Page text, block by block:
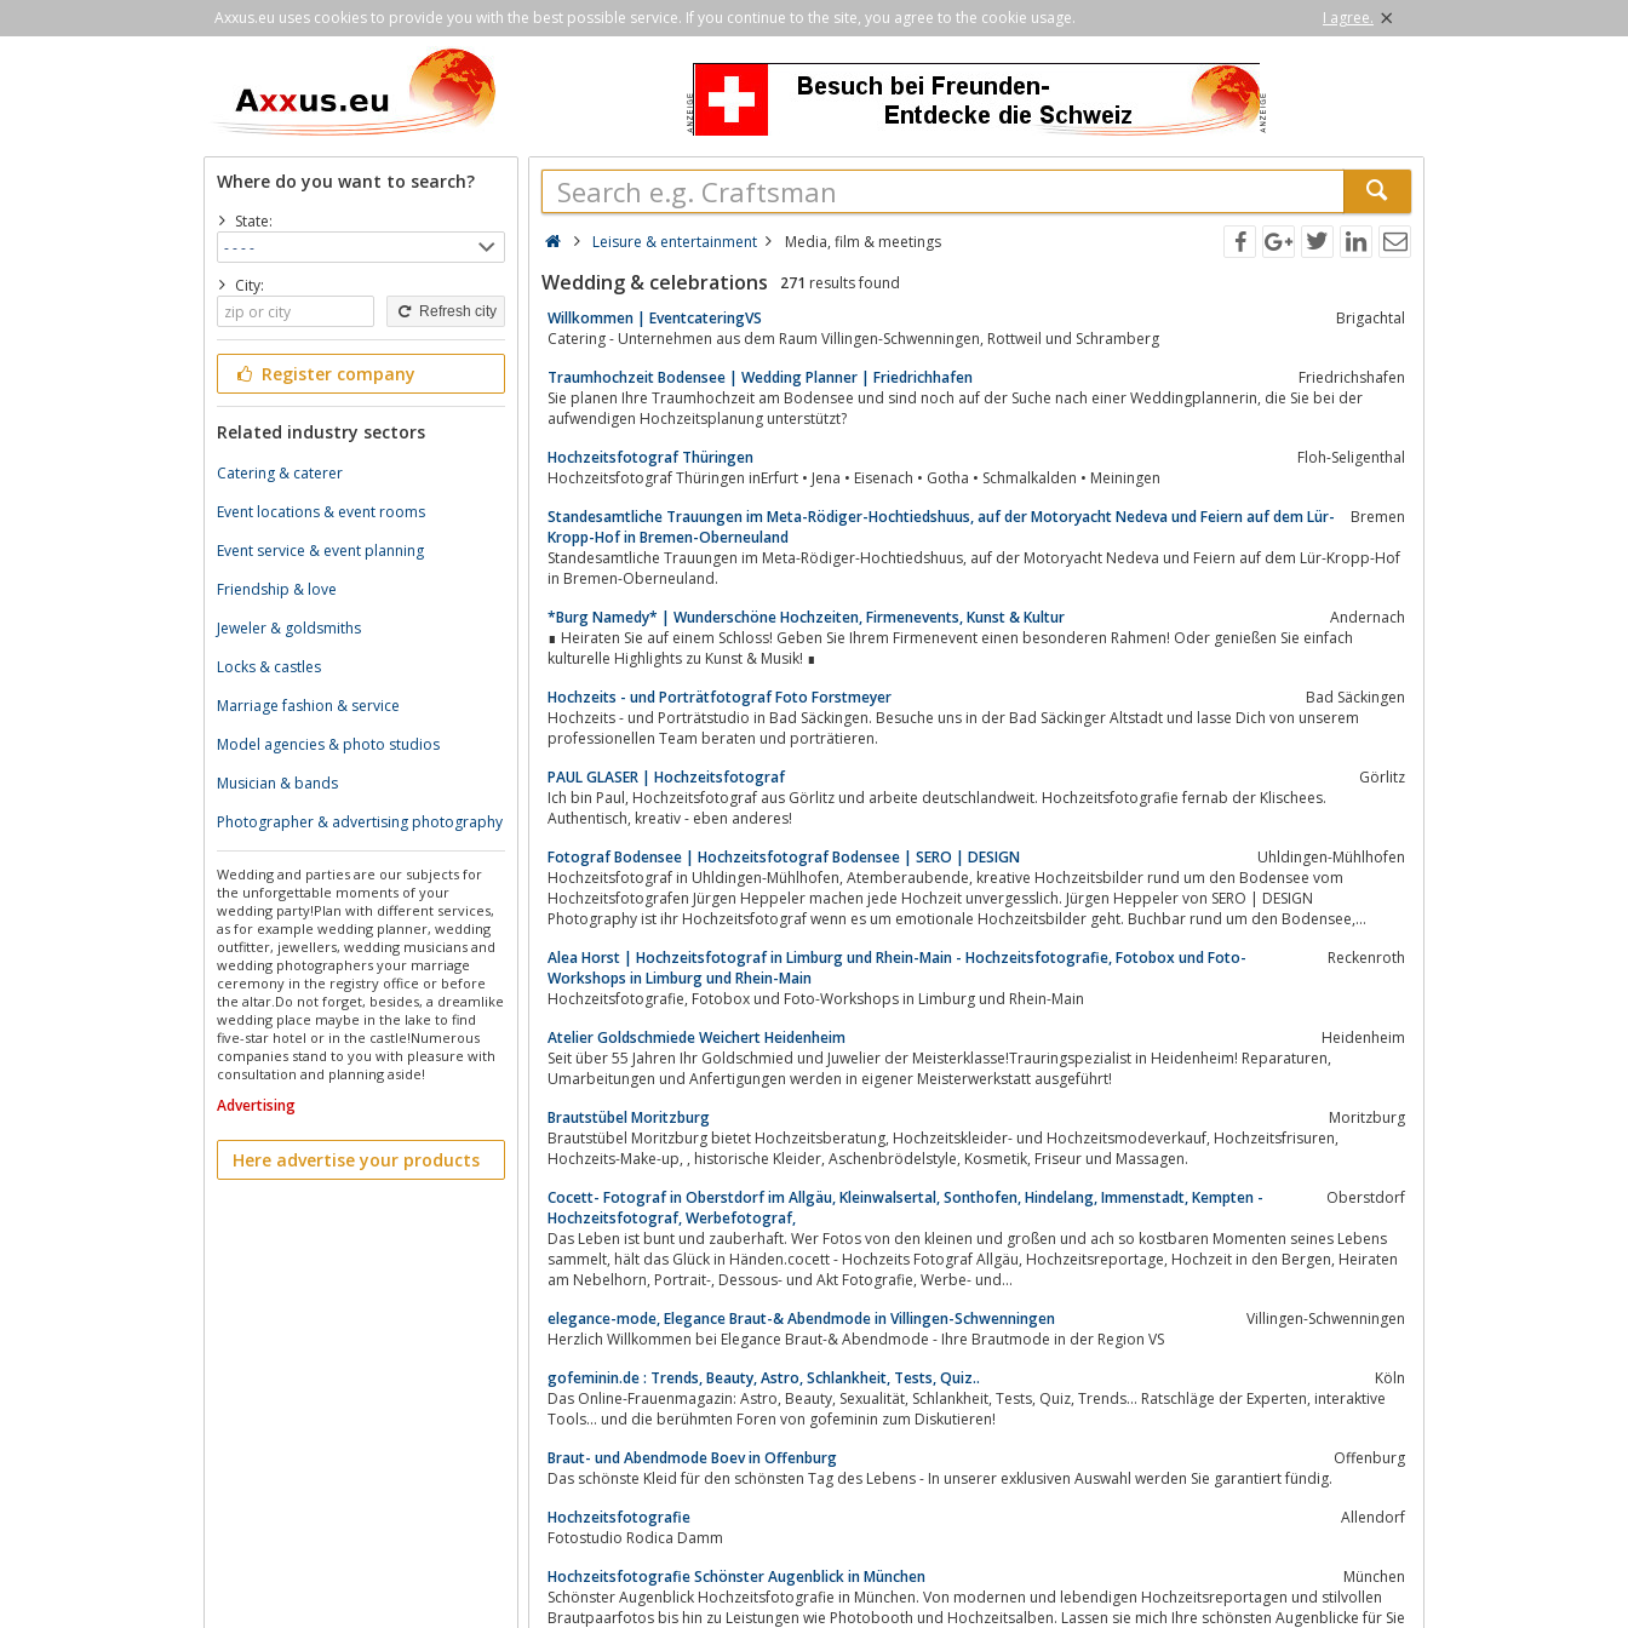
Axxus.eu uses cookies to provide you with the best possible service. If you continue to the site, you agree to the cookie usage. I agree. ×
Where do you want to search?
State:
City:
Refresh city
Register company
Related industry sectors
Catering & caterer
Event locations & event rooms
Event service & event planning
Friendship & love
Jeweler & goldsmiths
Locks & castles
Marriage fashion & service
Model agencies & photo studios
Musician & bands
Photographer & advertising photography
Wedding and parties are our subjects for
the unforgettable moments of your
wedding party!Plan with different services,
as for example wedding planner, wedding
outfitter, jewellers, wedding musicians and
wedding photographers your marriage
ceremony in the registry office or before
the altar.Do not forget, besides, a dreamlike
wedding place maybe in the lake to find
five-star hotel or in the castle!Numerous
companies stand to you with pleasure with
consultation and planning aside!
Advertising
Here advertise your products
Leisure & entertainment Media, film & meetings
Wedding & celebrations 271 results found
Willkommen | EventcateringVS
Brigachtal
Catering - Unternehmen aus dem Raum Villingen-Schwenningen, Rottweil und Schramberg
Traumhochzeit Bodensee | Wedding Planner | Friedrichhafen
Friedrichshafen
Sie planen Ihre Traumhochzeit am Bodensee und sind noch auf der Suche nach einer Weddingplannerin, die Sie bei der
aufwendigen Hochzeitsplanung unterstützt?
Hochzeitsfotograf Thüringen
Floh-Seligenthal
Hochzeitsfotograf Thüringen inErfurt • Jena • Eisenach • Gotha • Schmalkalden • Meiningen
Standesamtliche Trauungen im Meta-Rödiger-Hochtiedshuus, auf der Motoryacht Nedeva und Feiern auf dem Lür-
Kropp-Hof in Bremen-Oberneuland
Bremen
Standesamtliche Trauungen im Meta-Rödiger-Hochtiedshuus, auf der Motoryacht Nedeva und Feiern auf dem Lür-Kropp-Hof
in Bremen-Oberneuland.
*Burg Namedy* | Wunderschöne Hochzeiten, Firmenevents, Kunst & Kultur
Andernach
∎ Heiraten Sie auf einem Schloss! Geben Sie Ihrem Firmenevent einen besonderen Rahmen! Oder genießen Sie einfach
kulturelle Highlights zu Kunst & Musik! ∎
Hochzeits - und Porträtfotograf Foto Forstmeyer
Bad Säckingen
Hochzeits - und Porträtstudio in Bad Säckingen. Besuche uns in der Bad Säckinger Altstadt und lasse Dich von unserem
professionellen Team beraten und porträtieren.
PAUL GLASER | Hochzeitsfotograf
Görlitz
Ich bin Paul, Hochzeitsfotograf aus Görlitz und arbeite deutschlandweit. Hochzeitsfotografie fernab der Klischees.
Authentisch, kreativ - eben anderes!
Fotograf Bodensee | Hochzeitsfotograf Bodensee | SERO | DESIGN
Uhldingen-Mühlhofen
Hochzeitsfotograf in Uhldingen-Mühlhofen, Atemberaubende, kreative Hochzeitsbilder rund um den Bodensee vom
Hochzeitsfotografen Jürgen Heppeler machen jede Hochzeit unvergesslich. Jürgen Heppeler von SERO | DESIGN
Photography ist ihr Hochzeitsfotograf wenn es um emotionale Hochzeitsbilder geht. Buchbar rund um den Bodensee,
Alea Horst | Hochzeitsfotograf in Limburg und Rhein-Main - Hochzeitsfotografie, Fotobox und Foto-
Workshops in Limburg und Rhein-Main
Reckenroth
Hochzeitsfotografie, Fotobox und Foto-Workshops in Limburg und Rhein-Main
Atelier Goldschmiede Weichert Heidenheim
Heidenheim
Seit über 55 Jahren Ihr Goldschmied und Juwelier der Meisterklasse!Trauringspezialist in Heidenheim! Reparaturen,
Umarbeitungen und Anfertigungen werden in eigener Meisterwerkstatt ausgeführt!
Brautstübel Moritzburg
Moritzburg
Brautstübel Moritzburg bietet Hochzeitsberatung, Hochzeitskleider- und Hochzeitsmodeverkauf, Hochzeitsfrisuren,
Hochzeits-Make-up, , historische Kleider, Aschenbrödelstyle, Kosmetik, Friseur und Massagen.
Cocett- Fotograf in Oberstdorf im Allgäu, Kleinwalsertal, Sonthofen, Hindelang, Immenstadt, Kempten -
Hochzeitsfotograf, Werbefotograf,
Oberstdorf
Das Leben ist bunt und zauberhaft. Wer Fotos von den kleinen und großen und ach so kostbaren Momenten seines Lebens
sammelt, hält das Glück in Händen.cocett - Hochzeits Fotograf Allgäu, Hochzeitsreportage, Hochzeit in den Bergen, Heiraten
am Nebelhorn, Portrait-, Dessous- und Akt Fotografie, Werbe- und...
elegance-mode, Elegance Braut-& Abendmode in Villingen-Schwenningen
Villingen-Schwenningen
Herzlich Willkommen bei Elegance Braut-& Abendmode - Ihre Brautmode in der Region VS
gofeminin.de : Trends, Beauty, Astro, Schlankheit, Tests, Quiz..
Köln
Das Online-Frauenmagazin: Astro, Beauty, Sexualität, Schlankheit, Tests, Quiz, Trends... Ratschläge der Experten, interaktive
Tools... und die berühmten Foren von gofeminin zum Diskutieren!
Braut- und Abendmode Boev in Offenburg
Offenburg
Das schönste Kleid für den schönsten Tag des Lebens - In unserer exklusiven Auswahl werden Sie garantiert fündig.
Hochzeitsfotografie
Allendorf
Fotostudio Rodica Damm
Hochzeitsfotografie Schönster Augenblick in München
München
Schönster Augenblick Hochzeitsfotografie in München. Von modernen und lebendigen Hochzeitsreportagen und stilvollen
Brautpaarfotos bis hin zu Leistungen wie Photobooth und Hochzeitsalben. Lassen sie mich Ihre schönsten Augenblicke für Sie